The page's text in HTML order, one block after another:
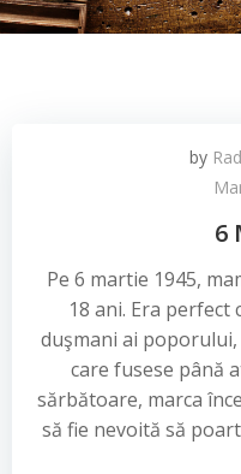
by
6
Pe 6 martie 1945,
18 ani. Era
duşmani ai poporului,
care fusese până
sărbătoare, marca
să fie nevoită să